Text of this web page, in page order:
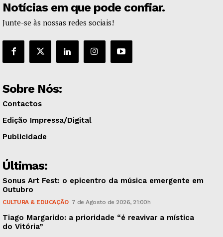
Notícias em que pode confiar.
Junte-se às nossas redes sociais!
Sobre Nós:
Contactos
Edição Impressa/Digital
Publicidade
Últimas:
Sonus Art Fest: o epicentro da música emergente em
Outubro
CULTURA & EDUCAÇÃO 7 de Agosto de 2026, 21:00h
Tiago Margarido: a prioridade “é reavivar a mística
do Vitória”